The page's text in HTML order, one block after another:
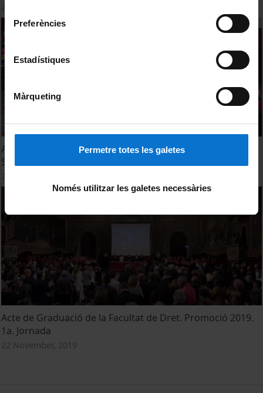
Preferències
Estadístiques
Màrqueting
Permetre totes les galetes
Només utilitzar les galetes necessàries
Acte de Graduació. Grau de Dret. Promoció 2020-2021.
Sessió 19 de Novembre
Acte de Graduació de la Facultat de Dret. Promoció 2019.
1a. Jornada
22 November, 2019